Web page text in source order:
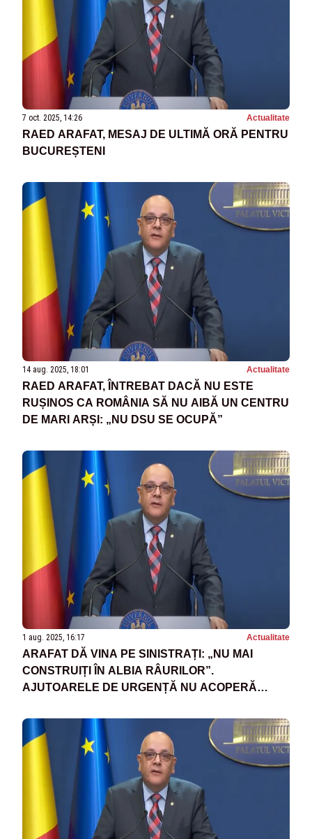
7 oct. 2025, 14:26 Actualitate
RAED ARAFAT, MESAJ DE ULTIMĂ ORĂ PENTRU
BUCUREȘTENI
14 aug. 2025, 18:01 Actualitate
RAED ARAFAT, ÎNTREBAT DACĂ NU ESTE
RUȘINOS CA ROMÂNIA SĂ NU AIBĂ UN CENTRU
DE MARI ARȘI: „NU DSU SE OCUPĂ”
1 aug. 2025, 16:17 Actualitate
ARAFAT DĂ VINA PE SINISTRAȚI: „NU MAI
CONSTRUIȚI ÎN ALBIA RÂURILOR”.
AJUTOARELE DE URGENȚĂ NU ACOPERĂ